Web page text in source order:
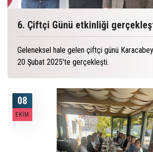
6. Çiftçi Günü etkinliği
Geleneksel hale gelen çiftçi günü
20 Şubat 2025'te gerçekleşti.
08
EKIM